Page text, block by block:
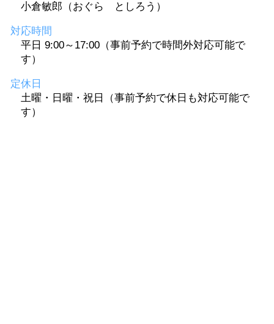
小倉敏郎（おぐら としろう）
対応時間
平日 9:00～17:00（事前予約で時間外対応可能で
す）
定休日
土曜・日曜・祝日（事前予約で休日も対応可能で
す）